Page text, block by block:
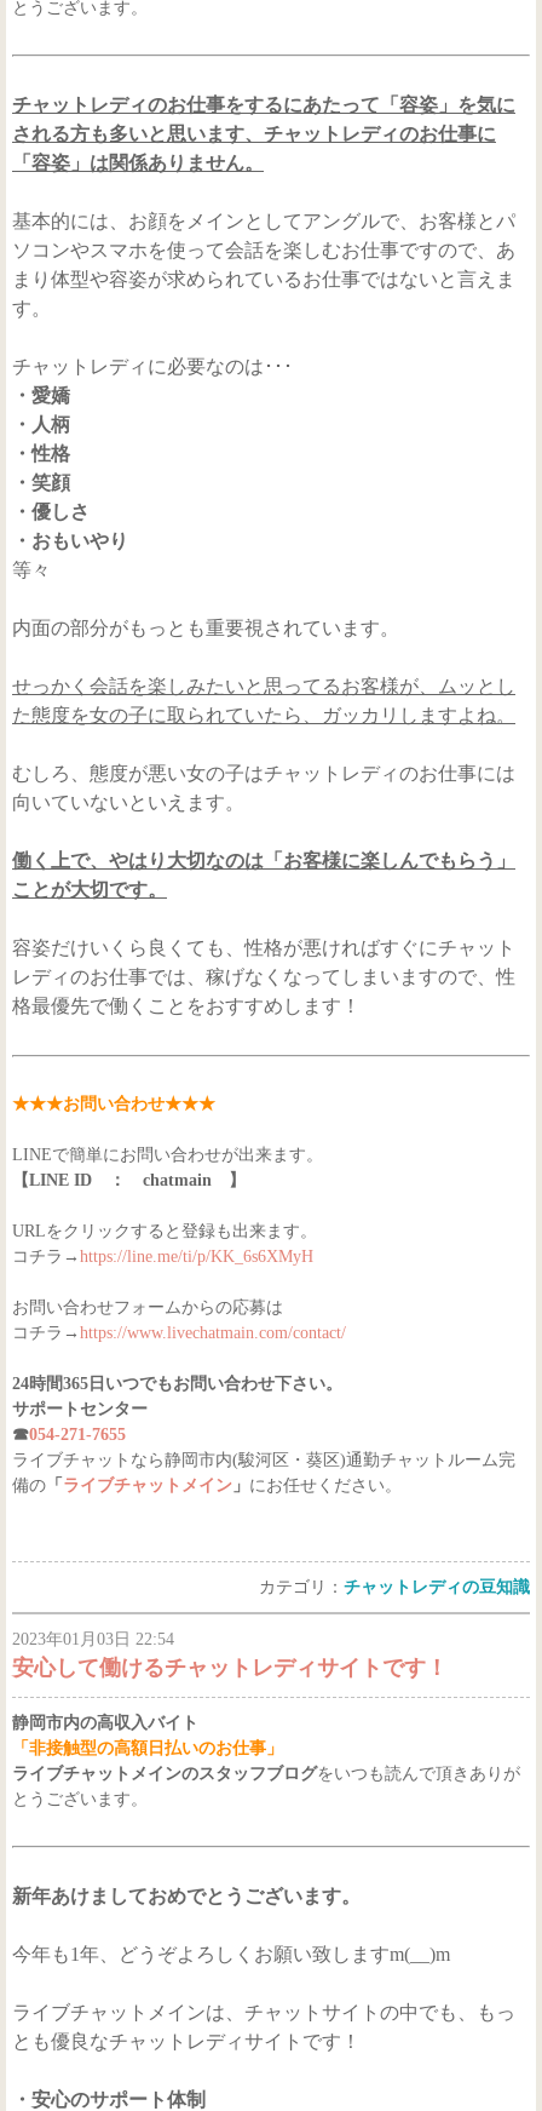
とうございます。
チャットレディのお仕事をするにあたって「容姿」を気に
される方も多いと思います、チャットレディのお仕事に
「容姿」は関係ありません。
基本的には、お顔をメインとしてアングルで、お客様とパ
ソコンやスマホを使って会話を楽しむお仕事ですので、あ
まり体型や容姿が求められているお仕事ではないと言えま
す。
チャットレディに必要なのは･･･
・愛嬌
・人柄
・性格
・笑顔
・優しさ
・おもいやり
等々
内面の部分がもっとも重要視されています。
せっかく会話を楽しみたいと思ってるお客様が、ムッとし
た態度を女の子に取られていたら、ガッカリしますよね。
むしろ、態度が悪い女の子はチャットレディのお仕事には
向いていないといえます。
働く上で、やはり大切なのは「お客様に楽しんでもらう」
ことが大切です。
容姿だけいくら良くても、性格が悪ければすぐにチャット
レディのお仕事では、稼げなくなってしまいますので、性
格最優先で働くことをおすすめします！
★★★お問い合わせ★★★
LINEで簡単にお問い合わせが出来ます。
【LINE ID ： chatmain 】
URLをクリックすると登録も出来ます。
コチラ→ https://line.me/ti/p/KK_6s6XMyH
お問い合わせフォームからの応募は
コチラ→ https://www.livechatmain.com/contact/
24時間365日いつでもお問い合わせ下さい。
サポートセンター
☎054-271-7655
ライブチャットなら静岡市内(駿河区・葵区)通勤チャットルーム完
備の 「 ライブチャットメイン 」 にお任せください。
カテゴリ： チャットレディの豆知識
2023年01月03日 22:54
安心して働けるチャットレディサイトです！
静岡市内の高収入バイト
「非接触型の高額日払いのお仕事」
ライブチャットメインのスタッフブログをいつも読んで頂きありが
とうございます。
新年あけましておめでとうございます。
今年も1年、どうぞよろしくお願い致しますm(__)m
ライブチャットメインは、チャットサイトの中でも、もっ
とも優良なチャットレディサイトです！
・安心のサポート体制